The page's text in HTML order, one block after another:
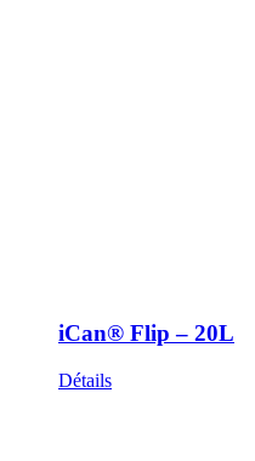
iCan® Flip – 20L
Détails